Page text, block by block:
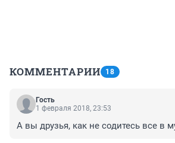
КОММЕНТАРИИ 18
Гость
1 февраля 2018, 23:53
А вы друзья, как не содитесь все в